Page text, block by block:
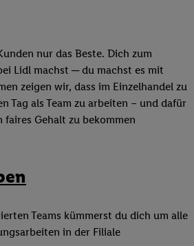
nur das Beste. Dich zum
Lidl machst ─ du machst es mit
zeigen wir, dass im Einzelhandel zu
Tag als Team zu arbeiten – und dafür
Gehalt zu bekommen
Teams kümmerst du dich um alle
in der Filiale